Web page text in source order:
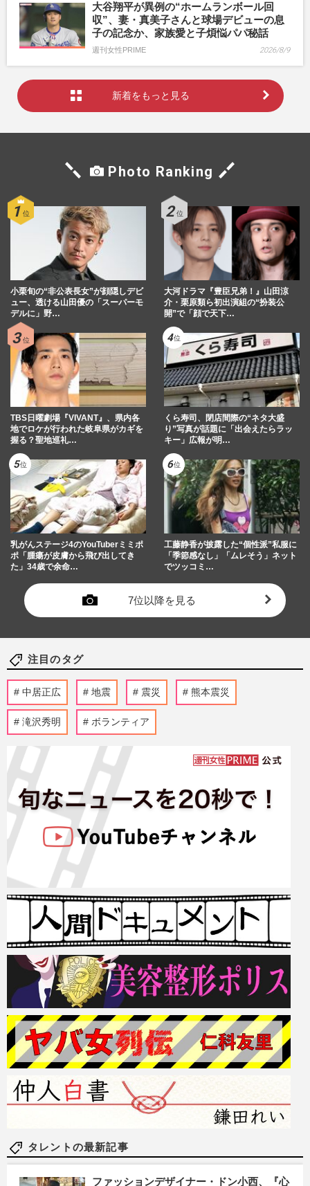
大谷翔平が異例の“ホームランボール回
収”、妻・真美子さんと球場デビューの息
子の記念か、家族愛と子煩悩パパ秘話
週刊女性PRIME 2026/8/9
新着をもっと見る
Photo Ranking
小栗旬の“非公表長女”が顔隠しデビ
ュー、透ける山田優の「スーパーモ
デルに」野…
大河ドラマ『豊臣兄弟！』山田涼
介・栗原類ら初出演組の“扮装公
開”で「顔で天下…
TBS日曜劇場『VIVANT』、県内各
地でロケが行われた岐阜県がカギを
握る？聖地巡礼…
くら寿司、閉店間際の“ネタ大盛
り”写真が話題に「出会えたらラッ
キー」広報が明…
乳がんステージ4のYouTuberミミポ
ポ「腫瘍が皮膚から飛び出してき
た」34歳で余命…
工藤静香が披露した“個性派”私服に
「季節感なし」「ムレそう」ネット
でツッコミ…
7位以降を見る
注目のタグ
中居正広 地震 震災 熊本震災
滝沢秀明 ボランティア
タレントの最新記事
ファッションデザイナー・ドン小西、『心